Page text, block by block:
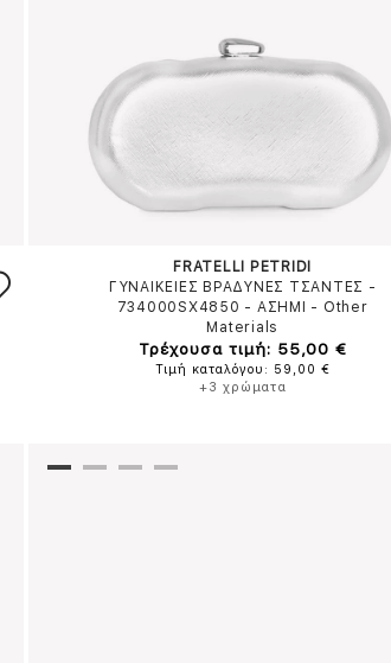
FRATELLI PETRIDI
ΓΥΝΑΙΚΕΙΕΣ ΒΡΑΔΥΝΕΣ ΤΣΑΝΤΕΣ -
734000SX4850 - ΑΣΗΜΙ - Other
Materials
Τρέχουσα τιμή: 55,00 €
Τιμή καταλόγου: 59,00 €
+3 χρώματα